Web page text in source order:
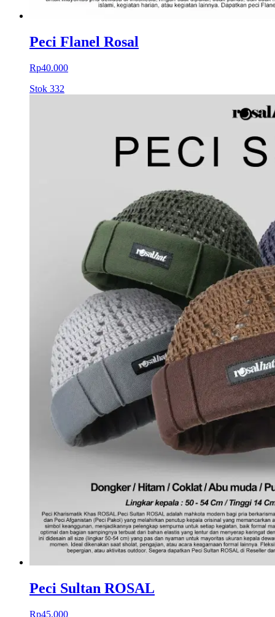
Peci Flanel Rosal
Rp40.000
Stok 332
Peci Sultan ROSAL
Rp45.000